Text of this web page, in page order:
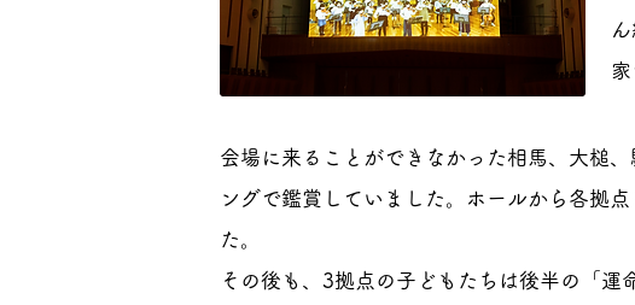
会場に来ることができなかった相馬、大槌
ングで鑑賞していました。ホールから各拠
た。
その後も、3拠点の子どもたちは後半の「